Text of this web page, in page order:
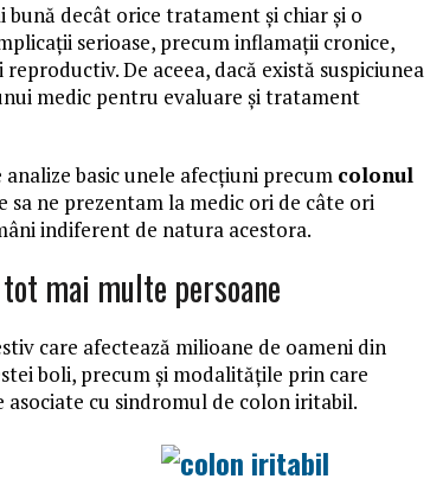
bună decât orice tratament și chiar și o
serioase, precum inflamații cronice,
De aceea, dacă există suspiciunea
medic pentru evaluare și tratament
basic unele afecțiuni precum colonul
ne prezentam la medic ori de câte ori
indiferent de natura acestora.
mai multe persoane
care afectează milioane de oameni din
boli, precum și modalitățile prin care
cu sindromul de colon iritabil.